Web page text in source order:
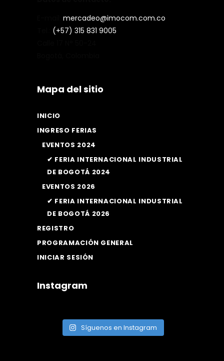
mercadeo@imocom.com.co
(+57) 315 831 9005
Mapa del sitio
INICIO
INGRESO FERIAS
EVENTOS 2024
✔ FERIA INTERNACIONAL INDUSTRIAL
DE BOGOTÁ 2024
EVENTOS 2026
✔ FERIA INTERNACIONAL INDUSTRIAL
DE BOGOTÁ 2026
REGISTRO
PROGRAMACIÓN GENERAL
INICIAR SESIÓN
Instagram
Síguenos en Instagram